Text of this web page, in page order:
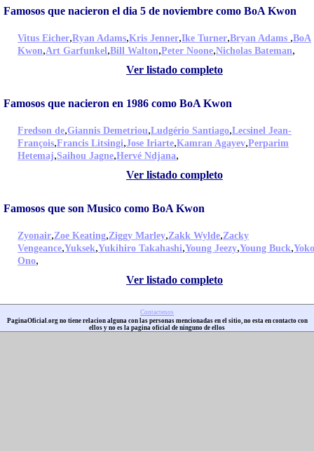
Famosos que nacieron el dia 5 de noviembre como BoA Kwon
Vitus Eicher,Ryan Adams,Kris Jenner,Ike Turner,Bryan Adams ,BoA
Kwon,Art Garfunkel,Bill Walton,Peter Noone,Nicholas Bateman,
Ver listado completo
Famosos que nacieron en 1986 como BoA Kwon
Fredson de,Giannis Demetriou,Ludgério Santiago,Lecsinel Jean-
François,Francis Litsingi,Jose Iriarte,Kamran Agayev,Perparim
Hetemaj,Saihou Jagne,Hervé Ndjana,
Ver listado completo
Famosos que son Musico como BoA Kwon
Zyonair,Zoe Keating,Ziggy Marley,Zakk Wylde,Zacky
Vengeance,Yuksek,Yukihiro Takahashi,Young Jeezy,Young Buck,Yoko
Ono,
Ver listado completo
Contactenos
PaginaOficial.org no tiene relacion alguna con las personas mencionadas en el sitio, no esta en contacto con
ellos y no es la pagina oficial de ninguno de ellos